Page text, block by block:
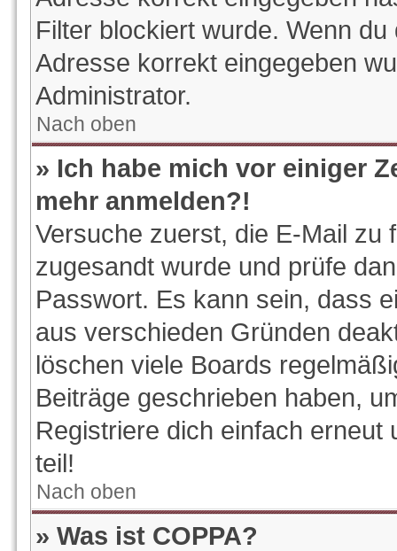
Filter blockiert wurde. Wenn
Adresse korrekt eingegeben
Administrator.
Nach oben
» Ich habe mich vor einiger
mehr anmelden?!
Versuche zuerst, die E-Mail zu
zugesandt wurde und prüfe
Passwort. Es kann sein, dass
aus verschieden Gründen
löschen viele Boards
Beiträge geschrieben haben,
Registriere dich einfach
teil!
Nach oben
» Was ist COPPA?